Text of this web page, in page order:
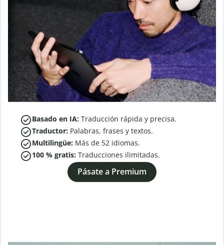
Basado en IA: Traducción rápida y precisa.
Traductor: Palabras, frases y textos.
Multilingüe: Más de 52 idiomas.
100 % gratis: Traducciones ilimitadas.
Pásate a Premium